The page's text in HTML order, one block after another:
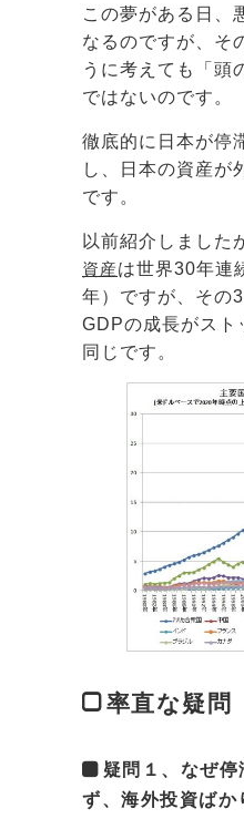
この夢がある日、
なるのですが、そ
うに考えても「頭
ではないのです。
徹底的に日本が停
し、日本の資産が
です。
以前紹介しました
資産は世界30年連
年）ですが、その
GDPの成長がスト
同じです。
率直な疑問
疑問１、なぜ
ず、海外投資ばか